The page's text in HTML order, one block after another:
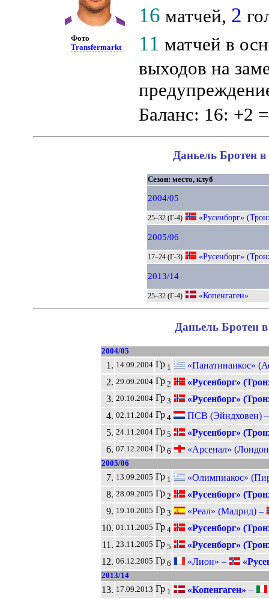
Фото
Transfermarkt
16 матчей, 2
11 матчей в
выходов на
Баланс: 16: +2
Даньель Бротен
Сезон: место, клуб
2004/05
25–32 (Г-4) «Русенборг»
2005/06
17–24 (Г-3) «Русенборг»
2013/14
25–32 (Г-4) «Копенгаген»
Даньель Бротен
2004/05
1. 14.09.2004 Гр1
«Панатинаикос»
2. 29.09.2004 Гр2
«Русенборг»
3. 20.10.2004 Гр3
«Русенборг»
4. 02.11.2004 Гр4
ПСВ (Эйндховен)
5. 24.11.2004 Гр5
«Русенборг»
6. 07.12.2004 Гр6 «Арсенал»
2005/06
7. 13.09.2005 Гр1
«Олимпиакос»
8. 28.09.2005 Гр2
«Русенборг»
9. 19.10.2005 Гр3
«Реал» (Мадрид) –
10. 01.11.2005 Гр4
«Русенборг»
11. 23.11.2005 Гр5
«Русенборг»
12. 06.12.2005 Гр6 «Лион» –
2013/14
13. 17.09.2013 Гр1 «Копенгаген» –